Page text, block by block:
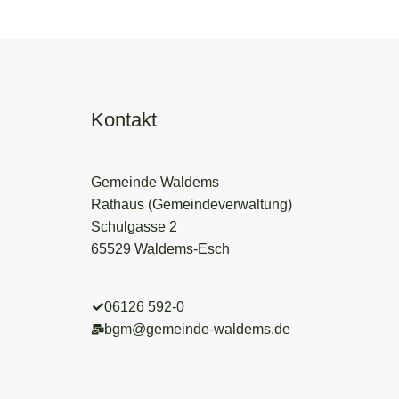
Kontakt
Gemeinde Waldems
Rathaus (Gemeindeverwaltung)
Schulgasse 2
65529 Waldems-Esch
06126 592-0
bgm@gemeinde-waldems.de